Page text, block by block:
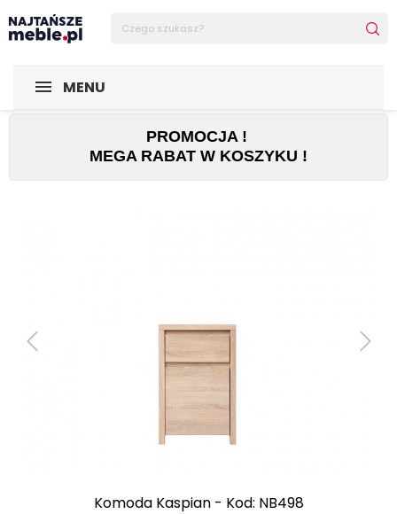
MENU
Sklep Najtańsze-meble
PROMOCJA !
MEGA RABAT W KOSZYKU !
Komoda Kaspian - Kod: NB498